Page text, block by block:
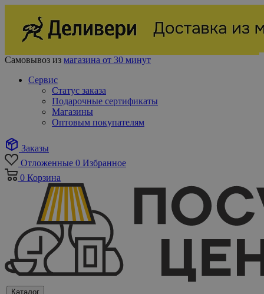
Самовывоз из магазина от 30 минут
Сервис
Статус заказа
Подарочные сертификаты
Магазины
Оптовым покупателям
Заказы
Отложенные 0 Избранное
0 Корзина
Каталог